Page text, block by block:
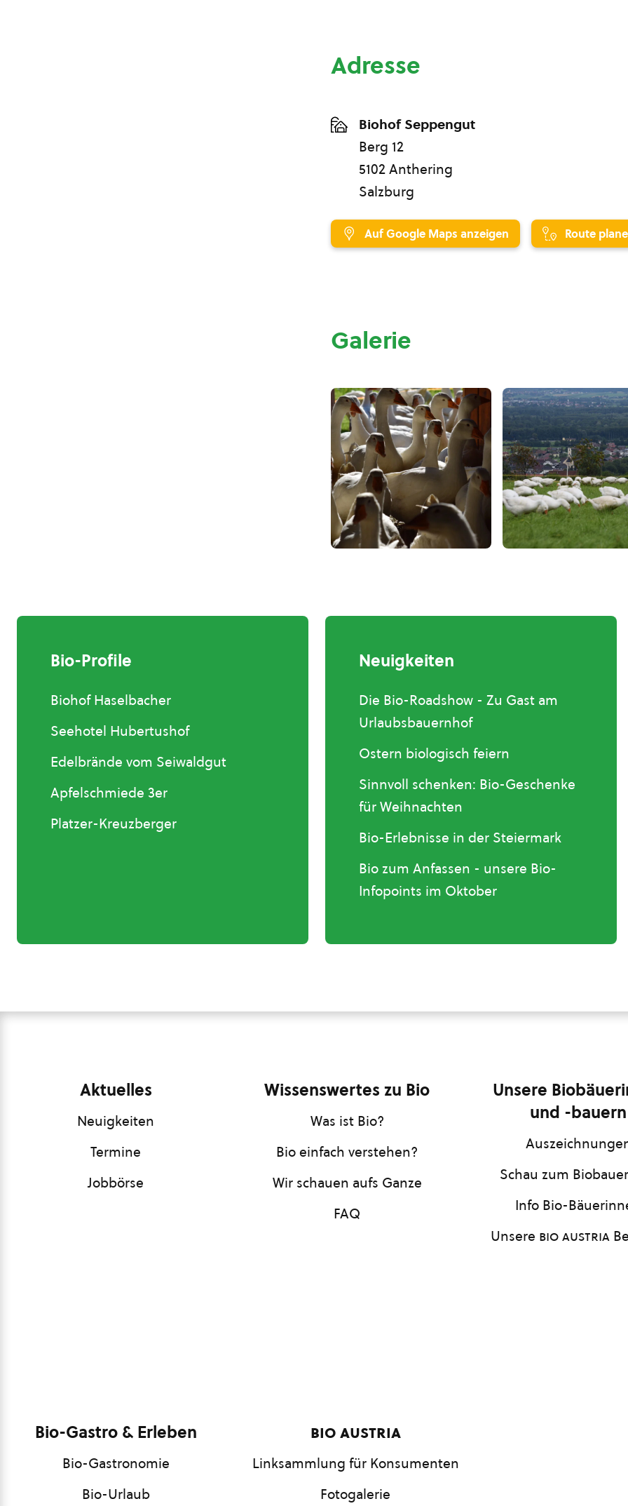
Adresse
Biohof Seppengut
Berg 12
5102 Anthering
Salzburg
Auf Google Maps anzeigen Route
Galerie
Bio-Profile
Biohof Haselbacher
Seehotel Hubertushof
Edelbrände vom Seiwaldgut
Apfelschmiede 3er
Platzer-Kreuzberger
Neuigkeiten
Die Bio-Roadshow - Zu Gast am
Urlaubsbauernhof
Ostern biologisch feiern
Sinnvoll schenken: Bio-Geschenke
für Weihnachten
Bio-Erlebnisse in der Steiermark
Bio zum Anfassen - unsere Bio-
Infopoints im Oktober
Aktuelles
Neuigkeiten
Termine
Jobbörse
Wissenswertes zu Bio
Was ist Bio?
Bio einfach verstehen?
Wir schauen aufs Ganze
FAQ
Unsere
und -bauern
Schau zum
Info Bio-
Unsere bio austria
Bio-Gastro & Erleben
Bio-Gastronomie
Bio-Urlaub
bio austria
Linksammlung für Konsumenten
Fotogalerie